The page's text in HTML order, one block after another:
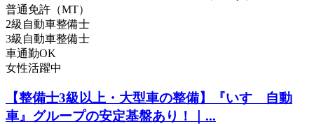
普通免許（MT）
2級自動車整備士
3級自動車整備士
車通勤OK
女性活躍中
【整備士3級以上・大型車の整備】『いすゞ自動
車』グループの安定基盤あり！｜...